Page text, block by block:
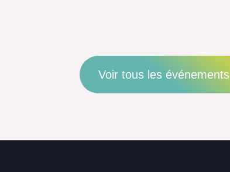
Voir tous les événements